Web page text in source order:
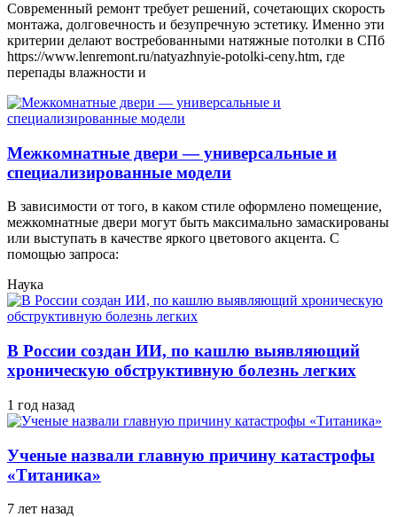
Современный ремонт требует решений, сочетающих скорость
монтажа, долговечность и безупречную эстетику. Именно эти
критерии делают востребованными натяжные потолки в СПб
https://www.lenremont.ru/natyazhnyie-potolki-ceny.htm, где
перепады влажности и
Межкомнатные двери — универсальные и
специализированные модели
В зависимости от того, в каком стиле оформлено помещение,
межкомнатные двери могут быть максимально замаскированы
или выступать в качестве яркого цветового акцента. С
помощью запроса:
Наука
В России создан ИИ, по кашлю выявляющий
хроническую обструктивную болезнь легких
1 год назад
Ученые назвали главную причину катастрофы
«Титаника»
7 лет назад